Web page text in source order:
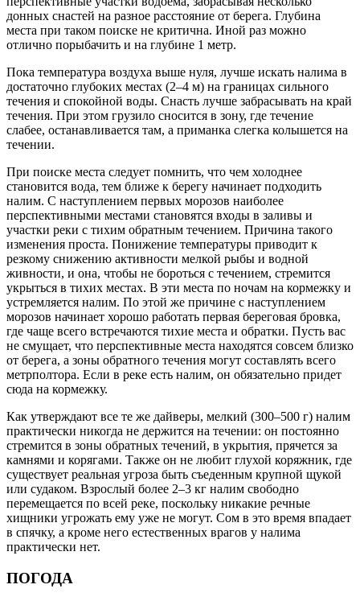
донных снастей на разное расстояние от берега. Глубина
места при таком поиске не критична. Иной раз можно
отлично порыбачить и на глубине 1 метр.
Пока температура воздуха выше нуля, лучше искать налима в
достаточно глубоких местах (2–4 м) на границах сильного
течения и спокойной воды. Снасть лучше забрасывать на край
течения. При этом грузило сносится в зону, где течение
слабее, останавливается там, а приманка слегка колышется на
течении.
При поиске места следует помнить, что чем холоднее
становится вода, тем ближе к берегу начинает подходить
налим. С наступлением первых морозов наиболее
перспективными местами становятся входы в заливы и
участки реки с тихим обратным течением. Причина такого
изменения проста. Понижение температуры приводит к
резкому снижению активности мелкой рыбы и водной
живности, и она, чтобы не бороться с течением, стремится
укрыться в тихих местах. В эти места по ночам на кормежку и
устремляется налим. По этой же причине с наступлением
морозов начинает хорошо работать первая береговая бровка,
где чаще всего встречаются тихие места и обратки. Пусть вас
не смущает, что перспективные места находятся совсем близко
от берега, а зоны обратного течения могут составлять всего
метрполтора. Если в реке есть налим, он обязательно придет
сюда на кормежку.
Как утверждают все те же дайверы, мелкий (300–500 г) налим
практически никогда не держится на течении: он постоянно
стремится в зоны обратных течений, в укрытия, прячется за
камнями и корягами. Также он не любит глухой коряжник, где
существует реальная угроза быть съеденным крупной щукой
или судаком. Взрослый более 2–3 кг налим свободно
перемещается по всей реке, поскольку никакие речные
хищники угрожать ему уже не могут. Сом в это время впадает
в спячку, а кроме него естественных врагов у налима
практически нет.
ПОГОДА